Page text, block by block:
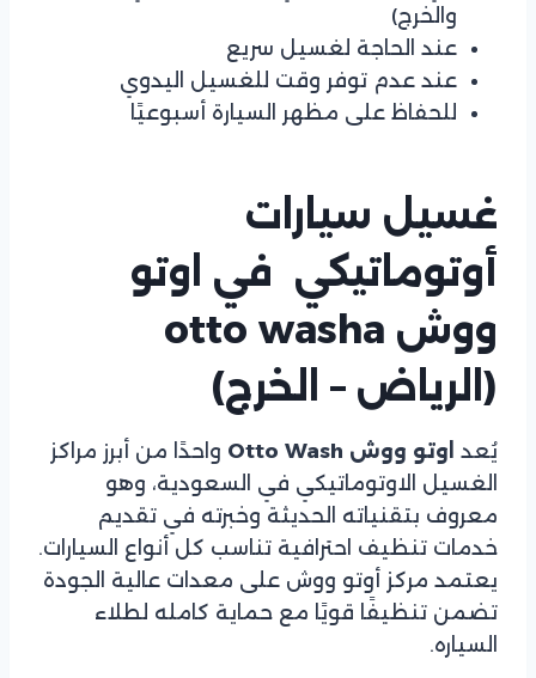
والخرج)
عند الحاجة لغسيل سريع
عند عدم توفر وقت للغسيل اليدوي
للحفاظ على مظهر السيارة أسبوعيًا
غسيل سيارات
أوتوماتيكي في اوتو
ووش otto washa
(الرياض – الخرج)
يُعد اوتو ووش Otto Wash
واحدًا من أبرز مراكز
الغسيل الاوتوماتيكي في السعودية، وهو
معروف بتقنياته الحديثة وخبرته في تقديم
خدمات تنظيف احترافية تناسب كل أنواع السيارات.
يعتمد مركز أوتو ووش على معدات عالية الجودة
تضمن تنظيفًا قويًا مع حماية كامله لطلاء
السياره.